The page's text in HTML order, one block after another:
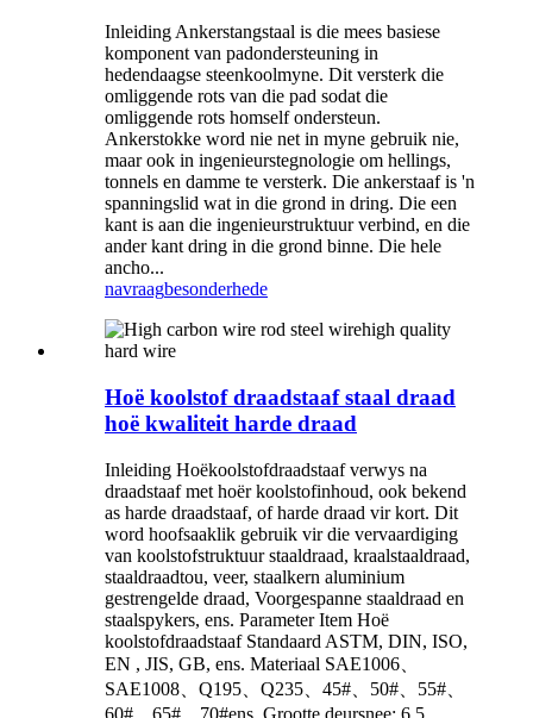
Inleiding Ankerstangstaal is die mees basiese
komponent van padondersteuning in
hedendaagse steenkoolmyne. Dit versterk die
omliggende rots van die pad sodat die
omliggende rots homself ondersteun.
Ankerstokke word nie net in myne gebruik nie,
maar ook in ingenieurstegnologie om hellings,
tonnels en damme te versterk. Die ankerstaaf is 'n
spanningslid wat in die grond in dring. Die een
kant is aan die ingenieurstruktuur verbind, en die
ander kant dring in die grond binne. Die hele
ancho...
navraagbesonderhede
Hoë koolstof draadstaaf staal draad
hoë kwaliteit harde draad
Inleiding Hoëkoolstofdraadstaaf verwys na
draadstaaf met hoër koolstofinhoud, ook bekend
as harde draadstaaf, of harde draad vir kort. Dit
word hoofsaaklik gebruik vir die vervaardiging
van koolstofstruktuur staaldraad, kraalstaaldraad,
staaldraadtou, veer, staalkern aluminium
gestrengelde draad, Voorgespanne staaldraad en
staalspykers, ens. Parameter Item Hoë
koolstofdraadstaaf Standaard ASTM, DIN, ISO,
EN , JIS, GB, ens. Materiaal SAE1006、
SAE1008、Q195、Q235、45#、50#、55#、
60#、65#、70#ens. Grootte deursnee: 6,5